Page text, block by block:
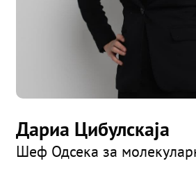
Дариа Цибулскаја
Шеф Одсека за